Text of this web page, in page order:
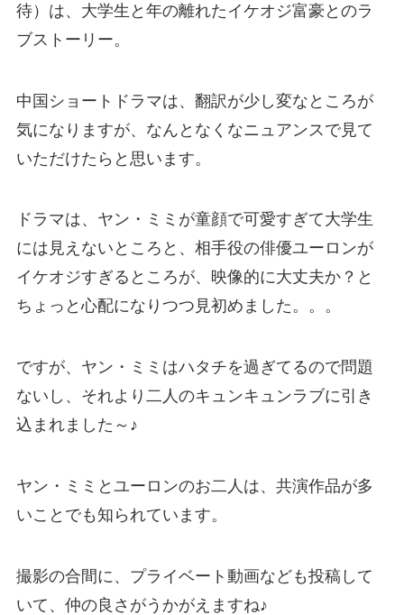
待）は、大学生と年の離れたイケオジ富豪とのラ
ブストーリー。
中国ショートドラマは、翻訳が少し変なところが
気になりますが、なんとなくなニュアンスで見て
いただけたらと思います。
ドラマは、ヤン・ミミが童顔で可愛すぎて大学生
には見えないところと、相手役の俳優ユーロンが
イケオジすぎるところが、映像的に大丈夫か？と
ちょっと心配になりつつ見初めました。。。
ですが、ヤン・ミミはハタチを過ぎてるので問題
ないし、それより二人のキュンキュンラブに引き
込まれました～♪
ヤン・ミミとユーロンのお二人は、共演作品が多
いことでも知られています。
撮影の合間に、プライベート動画なども投稿して
いて、仲の良さがうかがえますね♪